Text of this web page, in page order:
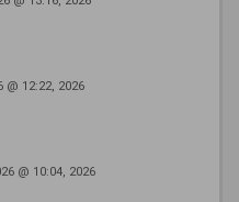
@ 12:22, 2026
@ 10:04, 2026